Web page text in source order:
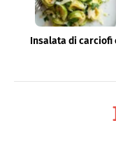
Insalata di carciofi